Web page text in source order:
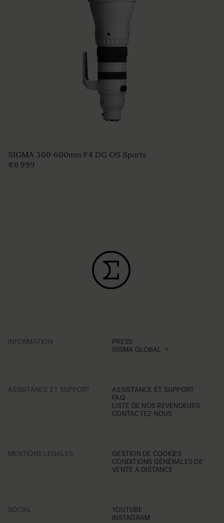
SIGMA 300-600mm F4 DG OS Sports
€6 999
INFORMATION
PRESS
SIGMA GLOBAL
ASSISTANCE ET SUPPORT
ASSISTANCE ET SUPPORT
FAQ
LISTE DE NOS REVENDEURS
CONTACTEZ-NOUS
MENTIONS LEGALES
GESTION DE COOKIES
CONDITIONS GÉNÉRALES DE
VENTE À DISTANCE
SOCIAL
YOUTUBE
INSTAGRAM